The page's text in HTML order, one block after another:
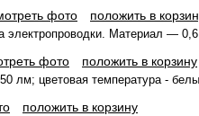
фото положить в
электропроводки. Материал —
фото положить в корзину
лм; цветовая температура -
положить в корзину